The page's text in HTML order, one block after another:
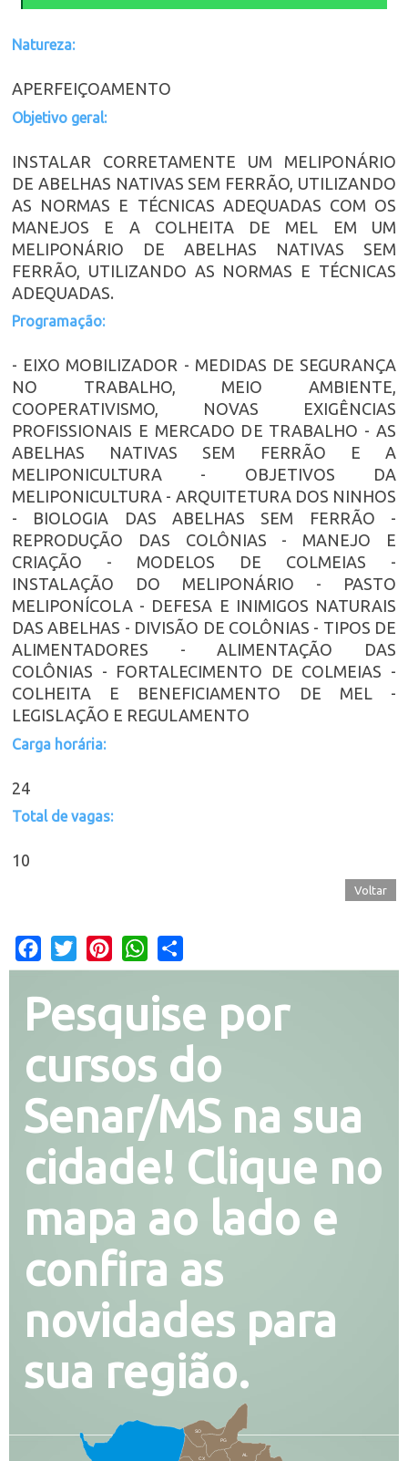
Natureza:
APERFEIÇOAMENTO
Objetivo geral:
INSTALAR CORRETAMENTE UM MELIPONÁRIO
DE ABELHAS NATIVAS SEM FERRÃO, UTILIZANDO
AS NORMAS E TÉCNICAS ADEQUADAS COM OS
MANEJOS E A COLHEITA DE MEL EM UM
MELIPONÁRIO DE ABELHAS NATIVAS SEM
FERRÃO, UTILIZANDO AS NORMAS E TÉCNICAS
ADEQUADAS.
Programação:
- EIXO MOBILIZADOR - MEDIDAS DE SEGURANÇA
NO TRABALHO, MEIO AMBIENTE,
COOPERATIVISMO, NOVAS EXIGÊNCIAS
PROFISSIONAIS E MERCADO DE TRABALHO - AS
ABELHAS NATIVAS SEM FERRÃO E A
MELIPONICULTURA - OBJETIVOS DA
MELIPONICULTURA - ARQUITETURA DOS NINHOS
- BIOLOGIA DAS ABELHAS SEM FERRÃO -
REPRODUÇÃO DAS COLÔNIAS - MANEJO E
CRIAÇÃO - MODELOS DE COLMEIAS -
INSTALAÇÃO DO MELIPONÁRIO - PASTO
MELIPONÍCOLA - DEFESA E INIMIGOS NATURAIS
DAS ABELHAS - DIVISÃO DE COLÔNIAS - TIPOS DE
ALIMENTADORES - ALIMENTAÇÃO DAS
COLÔNIAS - FORTALECIMENTO DE COLMEIAS -
COLHEITA E BENEFICIAMENTO DE MEL -
LEGISLAÇÃO E REGULAMENTO
Carga horária:
24
Total de vagas:
10
Voltar
Facebook
Twitter PinterestWhatsApp
Pesquise por
cursos do
Senar/MS na sua
cidade! Clique no
mapa ao lado e
confira as
novidades para
sua região.
CX
AL
PG
SO